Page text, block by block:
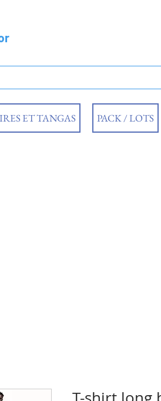
ET TANGAS PACK / LOTS